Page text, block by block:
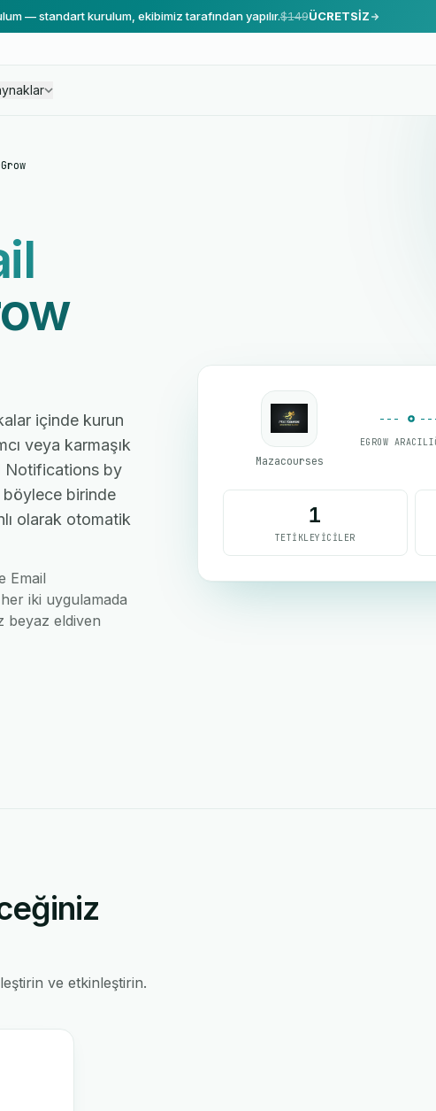
— standart kurulum, ekibimiz tarafından yapılır.$149ÜCRETSİZ
içinde kurun
veya karmaşık
Notifications by
böylece birinde
olarak otomatik
Email
iki uygulamada
beyaz eldiven
Mazacourses
EGROW
1
TETIKLEYICILER
ve etkinleştirin.